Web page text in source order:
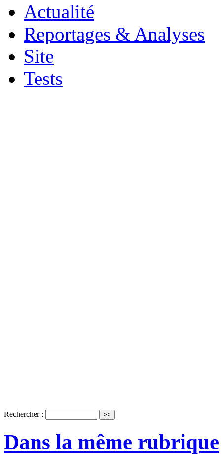
Actualité
Reportages & Analyses
Site
Tests
Rechercher :
Dans la même rubrique